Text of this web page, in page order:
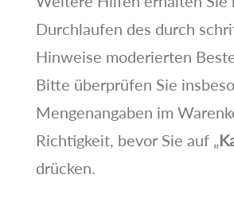
Durchlaufen des durch
Hinweise moderierten
Bitte überprüfen Sie
Mengenangaben im
Richtigkeit, bevor Sie auf „
drücken.